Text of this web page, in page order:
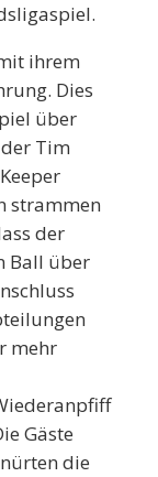
ihrem
Dies
über
Tim
strammen
der
Ball über
mehr
Gäste
die